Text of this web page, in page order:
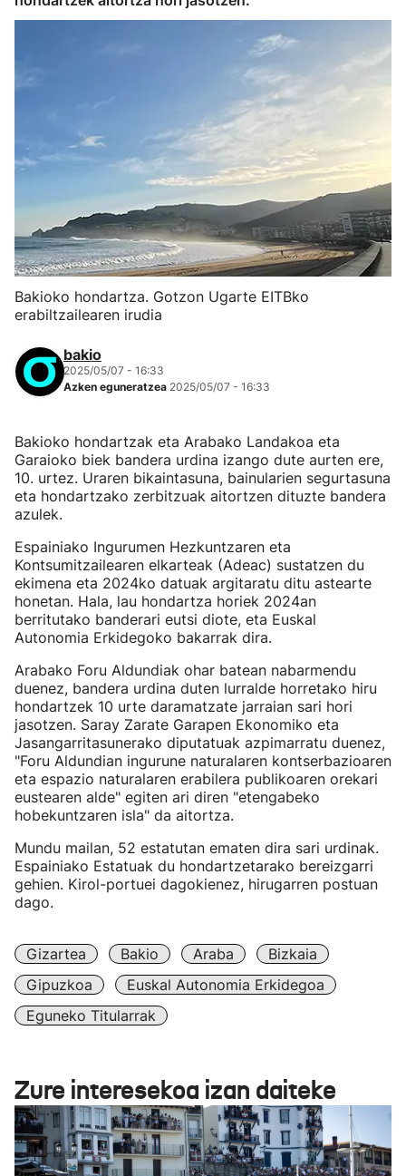
Bakioko hondartza. Gotzon Ugarte EITBko
erabiltzailearen irudia
bakio
2025/05/07 - 16:33
Azken eguneratzea 2025/05/07 - 16:33
Bakioko hondartzak eta Arabako Landakoa eta
Garaioko biek bandera urdina izango dute aurten ere,
10. urtez. Uraren bikaintasuna, bainularien segurtasuna
eta hondartzako zerbitzuak aitortzen dituzte bandera
azulek.
Espainiako Ingurumen Hezkuntzaren eta
Kontsumitzailearen elkarteak (Adeac) sustatzen du
ekimena eta 2024ko datuak argitaratu ditu astearte
honetan. Hala, lau hondartza horiek 2024an
berritutako banderari eutsi diote, eta Euskal
Autonomia Erkidegoko bakarrak dira.
Arabako Foru Aldundiak ohar batean nabarmendu
duenez, bandera urdina duten lurralde horretako hiru
hondartzek 10 urte daramatzate jarraian sari hori
jasotzen. Saray Zarate Garapen Ekonomiko eta
Jasangarritasunerako diputatuak azpimarratu duenez,
"Foru Aldundian ingurune naturalaren kontserbazioaren
eta espazio naturalaren erabilera publikoaren orekari
eustearen alde" egiten ari diren "etengabeko
hobekuntzaren isla" da aitortza.
Mundu mailan, 52 estatutan ematen dira sari urdinak.
Espainiako Estatuak du hondartzetarako bereizgarri
gehien. Kirol-portuei dagokienez, hirugarren postuan
dago.
Gizartea Bakio Araba
Bizkaia
Gipuzkoa
Euskal Autonomia Erkidegoa
Eguneko Titularrak
Zure interesekoa izan daiteke